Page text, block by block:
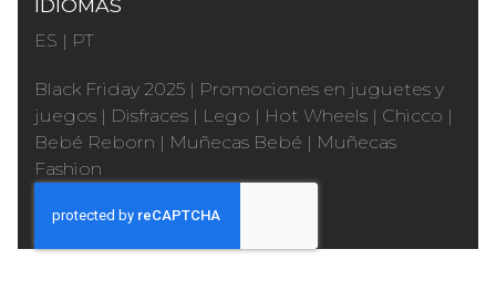
IDIOMAS
ES | PT
Black Friday 2025 | Promociones en juguetes y
juegos | Disfraces | Lego | Hot Wheels | Chicco |
Bebé Reborn | Muñecas Bebé | Muñecas
Fashion